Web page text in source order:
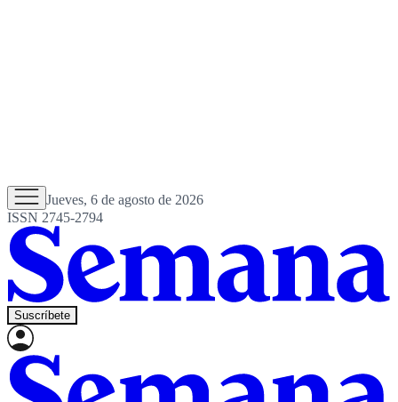
Jueves, 6 de agosto de 2026
ISSN 2745-2794
Suscríbete